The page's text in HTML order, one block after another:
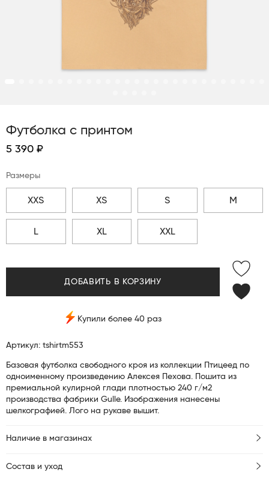
Футболка с принтом
5 390 ₽
Размеры
XXS XS S M
L XL XXL
ДОБАВИТЬ В КОРЗИНУ
Купили более 40 раз
Артикул: tshirtm553
Базовая футболка свободного кроя из коллекции Птицеед по
одноименному произведению Алексея Пехова. Пошита из
премиальной кулирной глади плотностью 240 г/м2
производства фабрики Gulle. Изображения нанесены
шелкографией. Лого на рукаве вышит.
Наличие в магазинах
Состав и уход